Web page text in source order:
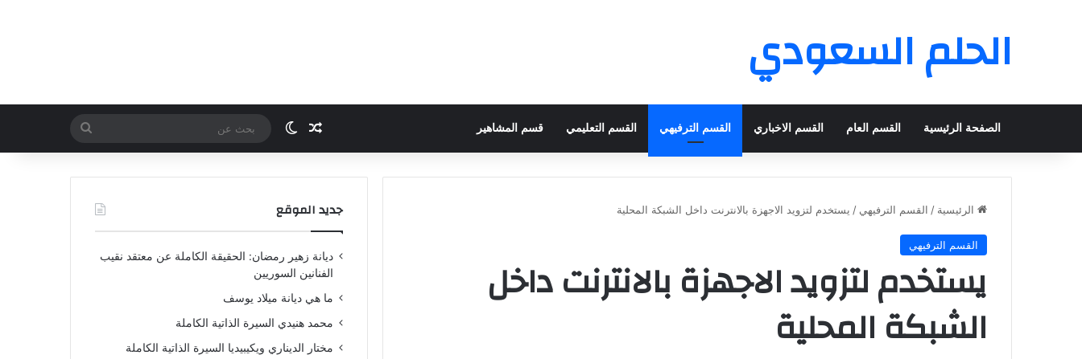
الحلم السعودي
الصفحة الرئيسية القسم العام القسم الاخباري القسم الترفيهي القسم التعليمي قسم المشاهير مقال عشوائي
الوضع المظلم
بحث
عن
الرئيسية / القسم الترفيهي / يستخدم لتزويد الاجهزة بالانترنت داخل الشبكة المحلية
القسم الترفيهي
يستخدم لتزويد الاجهزة بالانترنت داخل
الشبكة المحلية
جديد الموقع
ديانة زهير رمضان: الحقيقة الكاملة عن معتقد نقيب
الفنانين السوريين
ما هي ديانة ميلاد يوسف
محمد هنيدي السيرة الذاتية الكاملة
مختار الديناري ويكيبيديا السيرة الذاتية الكاملة